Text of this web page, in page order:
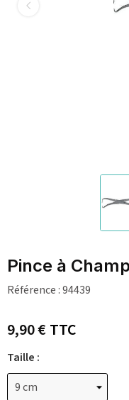
Pince à
Référence :94439
9,90 €TTC
Taille :